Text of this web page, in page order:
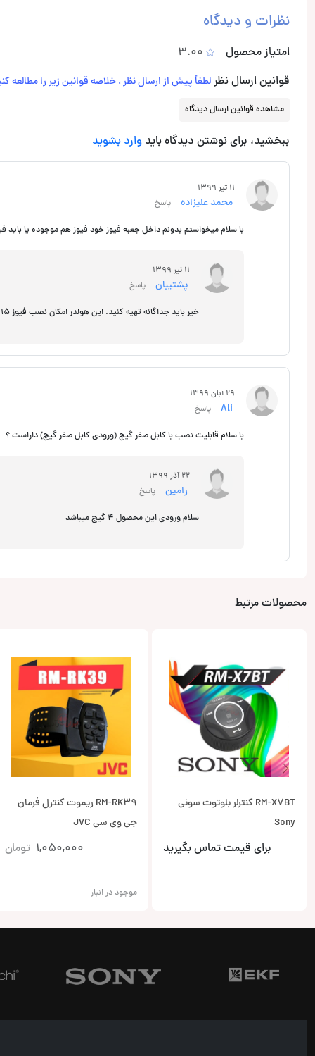
نظرات و دیدگاه
امتیاز محصول
3.00
قوانین ارسال نظرلطفاً پیش از ارسال نظر ، خلاصه قوانین زیر را مطالعه
مشاهده قوانین ارسال دیدگاه
ببخشید، برای نوشتن دیدگاه باید وارد بشوید
11 تیر 1399
محمد علیزاده پاسخ
با سلام میخواستم بدونم داخل جعبه فیوز خود فیوز هم موجوده یا باید
11 تیر 1399
پشتیبان پاسخ
خیر باید جداگانه تهیه کنید. این هولدر امکان نصب فیوز 15 تا 300 آمپر را دارد. فیوز را از برند کانکشن انتخاب کنید
29 آبان 1399
پاسخ
با سلام قابلیت نصب با کابل صفر گیج (ورودی کابل صفر گیچ) داراست ؟
22 آذر 1399
رامین پاسخ
سلام ورودی این محصول 4 گیج میباشد
محصولات مرتبط
RM-X7BT کنترلر بلوتوث سونی
Sony
برای قیمت تماس بگیرید
RM-RK39 ریموت کنترل فرمان
جی وی سی JVC
1,050,000 تومان
موجود در انبار